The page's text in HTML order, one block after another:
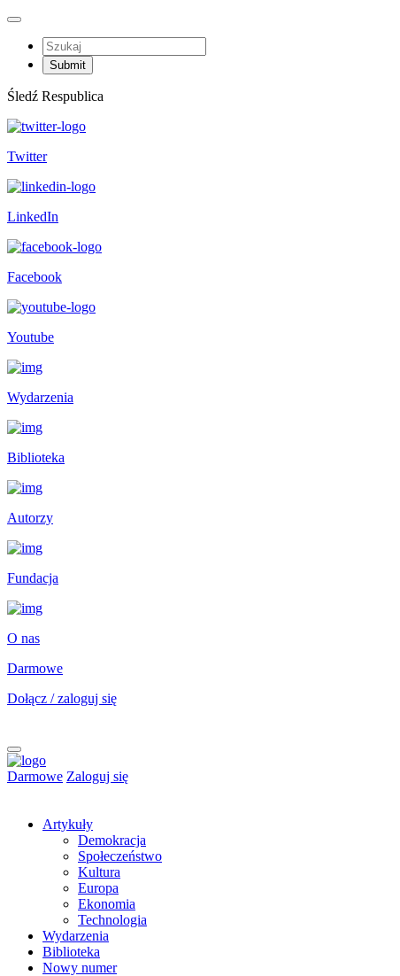
Śledź Respublica
Twitter
LinkedIn
Facebook
Youtube
Wydarzenia
Biblioteka
Autorzy
Fundacja
O nas
Darmowe
Dołącz / zaloguj się
Darmowe Zaloguj się
Artykuły
Demokracja
Społeczeństwo
Kultura
Europa
Ekonomia
Technologia
Wydarzenia
Biblioteka
Nowy numer